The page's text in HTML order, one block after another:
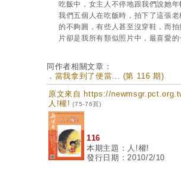
吃飯中，女主人不停地跟我們說她
我們五個人在吃飯時，拍下了這張
的不夠圓，有些人甚至沒穿鞋，而
片卻是我所有類似照片中，最喜愛
同作者相關文章：
． 當我拿到了便當... (第 116 期)
原文來自 https://
人!權! (75-76頁)
116
本期主題：人!權!
發行日期：2010/2/10